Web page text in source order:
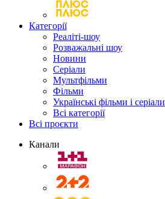
Категорії
Реаліті-шоу
Розважальні шоу
Новини
Серіали
Мультфільми
Фільми
Українські фільми і серіали
Всі категорії
Всі проєкти
Канали